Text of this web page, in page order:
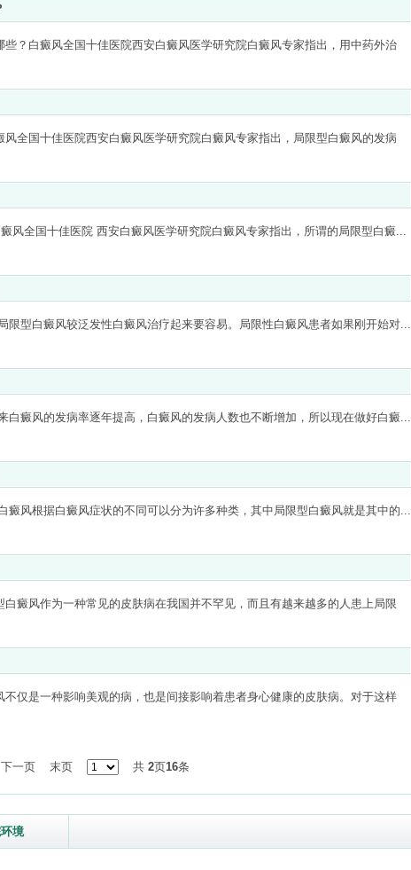
白癜风全国十佳医院西安白癜风医学研究院白癜风专家指出，用中药外治
国十佳医院西安白癜风医学研究院白癜风专家指出，局限型白癜风的发病
风全国十佳医院 西安白癜风医学研究院白癜风专家指出，所谓的局限型白癜...
限型白癜风较泛发性白癜风治疗起来要容易。局限性白癜风患者如果刚开始对...
白癜风的发病率逐年提高，白癜风的发病人数也不断增加，所以现在做好白癜...
癜风根据白癜风症状的不同可以分为许多种类，其中局限型白癜风就是其中的...
癜风作为一种常见的皮肤病在我国并不罕见，而且有越来越多的人患上局限
仅是一种影响美观的病，也是间接影响着患者身心健康的皮肤病。对于这样
下一页 末页 共 2页16条
境